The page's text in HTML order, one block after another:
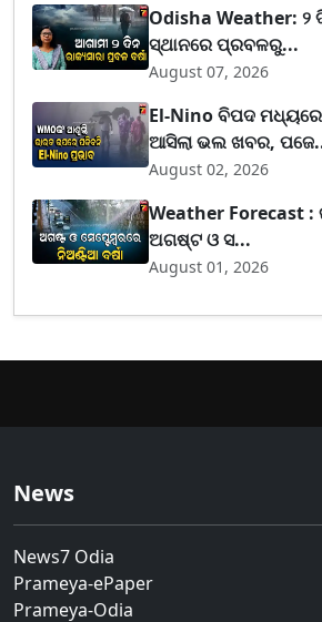
Odisha Weather: ୨
ସ୍ଥାନରେ ପ୍ରବଳରୁ...
August 07, 2026
El-Nino ବିପଦ
ଆସିଲା ଭଲ ଖବର,
August 02, 2026
Weather Forecast :
ଅଗଷ୍ଟ ଓ ସ...
August 01, 2026
News
News7 Odia
Prameya-ePaper
Prameya-Odia